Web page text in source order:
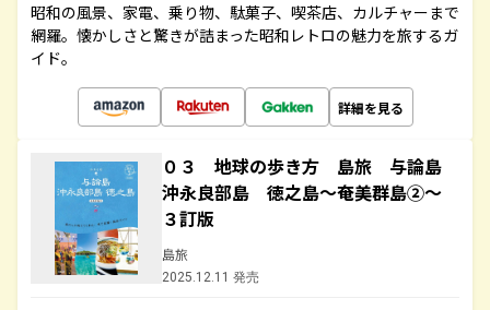
昭和の風景、家電、乗り物、駄菓子、喫茶店、カルチャーまで
網羅。懐かしさと驚きが詰まった昭和レトロの魅力を旅するガ
イド。
詳細を見る
０３ 地球の歩き方 島旅 与論島
沖永良部島 徳之島～奄美群島②～
３訂版
島旅
2025.12.11 発売